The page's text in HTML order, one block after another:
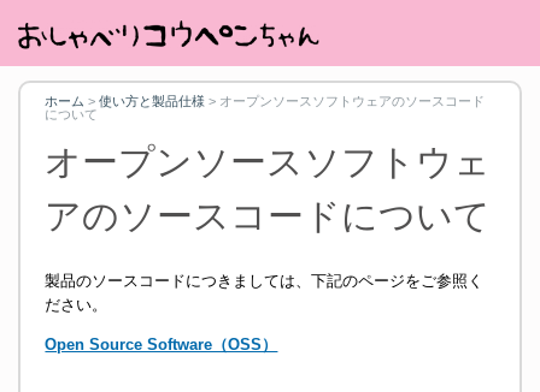
ホーム > 使い方と製品仕様 > オープンソースソフトウェアのソースコード
について
オープンソースソフトウェ
アのソースコードについて
製品のソースコードにつきましては、下記のページをご参照く
ださい。
Open Source Software（OSS）